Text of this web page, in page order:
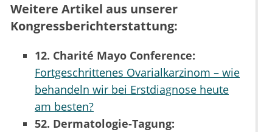
Weitere Artikel aus unserer
Kongressberichterstattung:
12. Charité Mayo Conference:
Fortgeschrittenes Ovarialkarzinom – wie
behandeln wir bei Erstdiagnose heute
am besten?
52. Dermatologie-Tagung: